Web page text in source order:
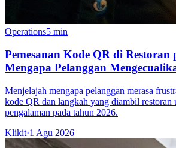
Operations5 min
Pemesanan Kode QR di Restoran
Mengapa Pelanggan
Menjelajah mengapa pelanggan merasa
kode QR dan langkah yang diambil restoran
pengalaman pada tahun 2026.
Klikit·1 Agu 2026